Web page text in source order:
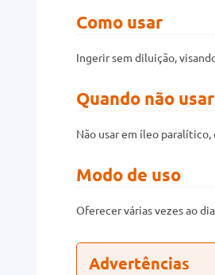
Como usar
Ingerir sem diluição,
Quando não usar
Não usar em íleo
Modo de uso
Oferecer várias vezes ao
Advertências